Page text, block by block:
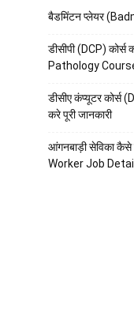
बैडमिंटन प्लेयर
डीसीपी (DCP)
Pathology
डीसीए कंप्यूटर
करे पूरी जानकारी
आंगनबाड़ी सेविका
Worker Job